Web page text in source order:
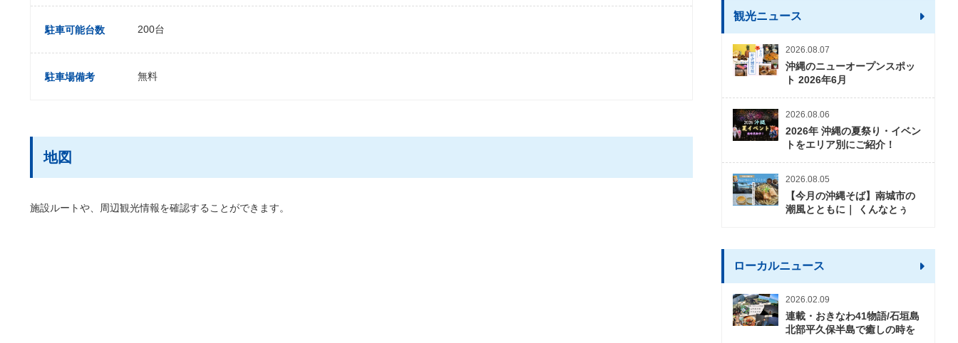
駐車可能台数 200台
駐車場備考 無料
地図
施設ルートや、周辺観光情報を確認することができます。
観光ニュース
2026.08.07
沖縄のニューオープンスポッ
ト 2026年6月
2026.08.06
2026年 沖縄の夏祭り・イベン
トをエリア別にご紹介！
2026.08.05
【今月の沖縄そば】南城市の
潮風とともに｜ くんなとぅ
ローカルニュース
2026.02.09
連載・おきなわ41物語/石垣島
北部平久保半島で癒しの時を